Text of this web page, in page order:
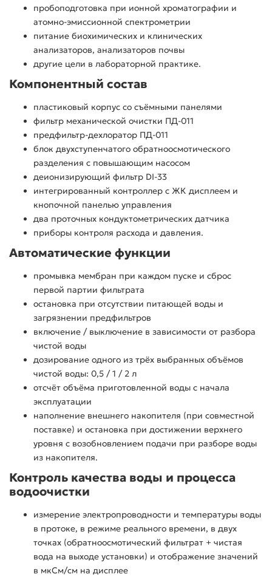
пробоподготовка при ионной хроматографии и
атомно-эмиссионной спектрометрии
питание биохимических и клинических
анализаторов, анализаторов почвы
другие цели в лабораторной практике.
Компонентный состав
пластиковый корпус со съёмными панелями
фильтр механической очистки ПД-011
предфильтр-дехлоратор ПД-011
блок двухступенчатого обратноосмотического
разделения с повышающим насосом
деионизирующий фильтр DI-33
интегрированный контроллер с ЖК дисплеем и
кнопочной панелью управления
два проточных кондуктометрических датчика
приборы контроля расхода и давления.
Автоматические функции
промывка мембран при каждом пуске и сброс
первой партии фильтрата
остановка при отсутствии питающей воды и
загрязнении предфильтров
включение / выключение в зависимости от разбора
чистой воды
дозирование одного из трёх выбранных объёмов
чистой воды: 0,5 / 1 / 2 л
отсчёт объёма приготовленной воды с начала
эксплуатации
наполнение внешнего накопителя (при совместной
поставке) и остановка при достижении верхнего
уровня с возобновлением подачи при разборе воды
из накопителя.
Контроль качества воды и процесса
водоочистки
измерение электропроводности и температуры воды
в протоке, в режиме реального времени, в двух
точках (обратноосмотический фильтрат + чистая
вода на выходе установки) и отображение значений
в мкСм/см на дисплее